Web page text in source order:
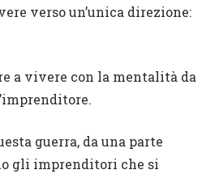
verso un’unica direzione:
a vivere con la mentalità da
guerra, da una parte
gli imprenditori che si